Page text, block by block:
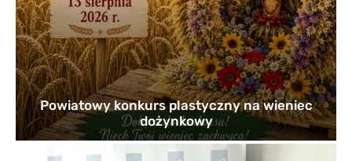
Powiatowy konkurs plastyczny na wieniec
dożynkowy